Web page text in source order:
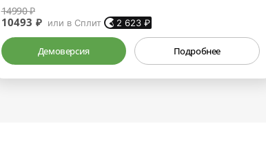
14990 ₽
10493 ₽ или в Сплит 2 623₽
Демоверсия Подробнее